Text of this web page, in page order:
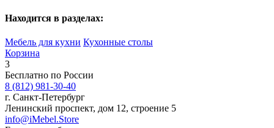
Находится в разделах:
Мебель для кухни Кухонные столы
Корзина
3
Бесплатно по России
8 (812) 981-30-40
г. Санкт-Петербург
Ленинский проспект, дом 12, строение 5
info@iMebel.Store